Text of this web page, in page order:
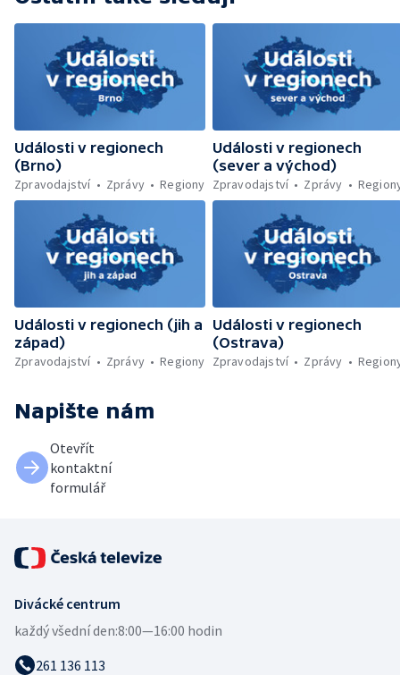
Náchodsku — Znovuotevření rozhledny na
Libíně — Obchvat Náchoda je zhruba v
polovině — Požár v kempu na Pardubicku —
Wonkův most po rekonstrukci — Letiště
Václava Havla odbavilo 8 milionů cestujících
— V Plzni přibývá nelegálních graffiti
Události v regionech
(Brno)
Zpravodajství
Zprávy Regiony
Události v regionech
(sever a východ)
Zpravodajství
Zprávy
Události v regionech (jih a
západ)
Zpravodajství
Zprávy Regiony
Události v regionech
(Ostrava)
Zpravodajství
Zprávy
Napište nám
Otevřít
kontaktní
formulář
Divácké centrum
každý všední den:8:00—16:00 hodin
261 136 113